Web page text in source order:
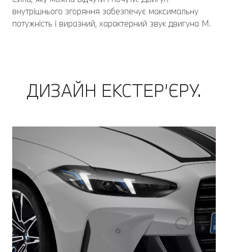
внутрішнього згоряння забезпечує максимальну
потужність і виразний, характерний звук двигуна M.
ДИЗАЙН ЕКСТЕР’ЄРУ.